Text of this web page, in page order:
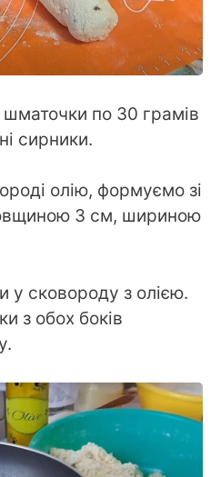
по 30 грамів
сирники.
олію, формуємо зі
3 см, шириною
у сковороду з олією.
з обох боків